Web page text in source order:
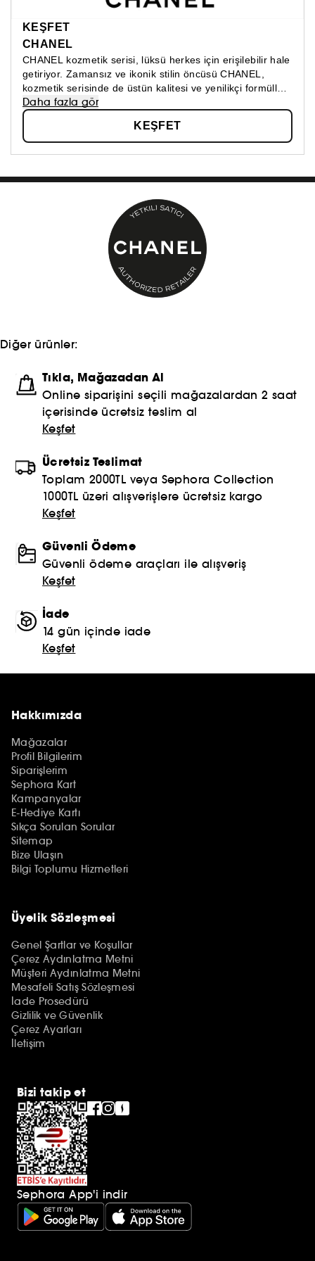
KEŞFET
CHANEL
CHANEL kozmetik serisi, lüksü herkes için erişilebilir hale
getiriyor. Zamansız ve ikonik stilin öncüsü CHANEL,
kozmetik serisinde de üstün kalitesi ve yenilikçi formülleri
ile fark yaratmaya devam ediyor. Cilt bakım, makyaj ve
parfüm kategorilerinde CHANEL ayrıcalığını keşfedin!
Daha fazla gör
KEŞFET
Diğer ürünler:
Tıkla, Mağazadan Al
Online siparişini seçili mağazalardan 2 saat
içerisinde ücretsiz teslim al
Keşfet
Ücretsiz Teslimat
Toplam 2000TL veya Sephora Collection
1000TL üzeri alışverişlere ücretsiz kargo
Keşfet
Güvenli Ödeme
Güvenli ödeme araçları ile alışveriş
Keşfet
İade
14 gün içinde iade
Keşfet
Hakkımızda
Mağazalar
Profil Bilgilerim
Siparişlerim
Sephora Kart
Kampanyalar
E-Hediye Kartı
Sıkça Sorulan Sorular
Sitemap
Bize Ulaşın
Bilgi Toplumu Hizmetleri
Üyelik Sözleşmesi
Genel Şartlar ve Koşullar
Çerez Aydınlatma Metni
Müşteri Aydınlatma Metni
Mesafeli Satış Sözleşmesi
İade Prosedürü
Gizlilik ve Güvenlik
Çerez Ayarları
İletişim
Bizi takip et
Sephora App'i indir